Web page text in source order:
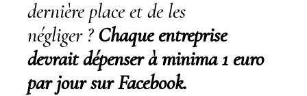
dernière place et de les
négliger ?Chaque entreprise
devrait dépenser à minima 1 euro
par jour sur Facebook.